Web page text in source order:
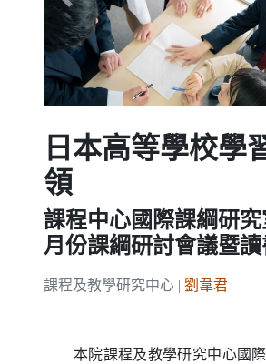
Previous
日本高等學校學
領
課程中心國際課綱研究
月份課綱研討會議暨
課程及教學研究中心 | 劉韋君
本院課程及教學研究中心國際